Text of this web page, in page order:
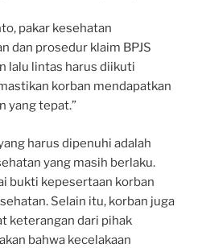
pakar kesehatan
dan prosedur klaim BPJS
lalu lintas harus diikuti
korban mendapatkan
yang tepat.”
harus dipenuhi adalah
yang masih berlaku.
bukti kepesertaan korban
Selain itu, korban juga
keterangan dari pihak
bahwa kecelakaan